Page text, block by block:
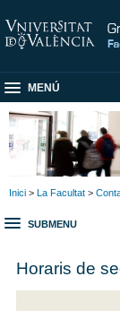
MENÚ
Inici > La Facultat >
SUBMENU
Horaris de